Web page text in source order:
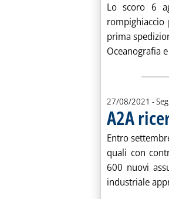
Lo scoro 6
rompighiaccio
prima
Oceanografia
27/08/2021 -
A2A
Entro
quali con
600 nuovi
industriale